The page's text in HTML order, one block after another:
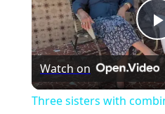
Watch on
Three sisters with